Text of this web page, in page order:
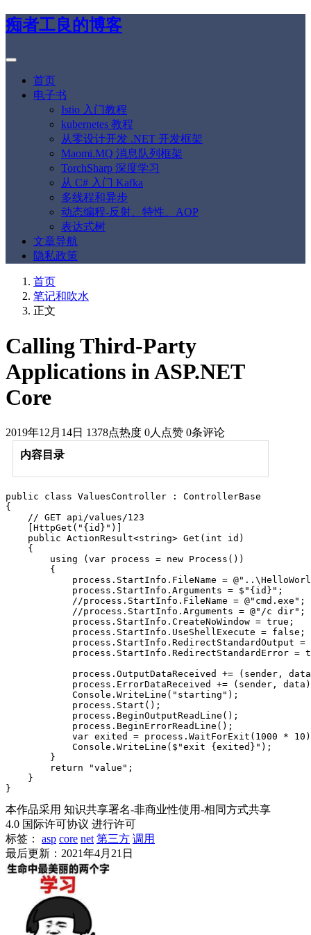
痴者工良的博客
首页
电子书
Istio 入门教程
kubernetes 教程
从零设计开发 .NET 开发框架
Maomi.MQ 消息队列框架
TorchSharp 深度学习
从 C# 入门 Kafka
多线程和异步
动态编程-反射、特性、AOP
表达式树
文章导航
隐私政策
首页
笔记和吹水
正文
Calling Third-Party
Applications in ASP.NET
Core
2019年12月14日 1378点热度 0人点赞 0条评论
内容目录
public class ValuesController : ControllerBase
{
    // GET api/values/123
    [HttpGet("{id}")]
    public ActionResult<string> Get(int id)
    {
        using (var process = new Process())
        {
process.StartInfo.FileName =
            process.StartInfo.Arguments = $"{id}";
            //process.StartInfo.FileName = @"cmd.exe";
//process.StartInfo.Arguments = @"/c
            process.StartInfo.CreateNoWindow = true;
            process.StartInfo.UseShellExecute = false;
process.StartInfo.RedirectStandardOutput =
process.StartInfo.RedirectStandardError =
process.OutputDataReceived += (sender,
process.ErrorDataReceived += (sender,
            Console.WriteLine("starting");
            process.Start();
            process.BeginOutputReadLine();
            process.BeginErrorReadLine();
var exited = process.WaitForExit(1000 *
            Console.WriteLine($"exit {exited}");
        }
        return "value";
    }
本作品采用 知识共享署名-非商业性使用-相同方式共享
4.0 国际许可协议 进行许可
标签：
asp core net 第三方 调用
最后更新：2021年4月21日